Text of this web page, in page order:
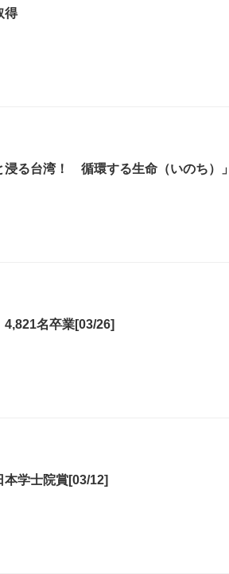
得
浸る台湾！ 循環する生命（いのち）
名卒業[03/26]
学士院賞[03/12]